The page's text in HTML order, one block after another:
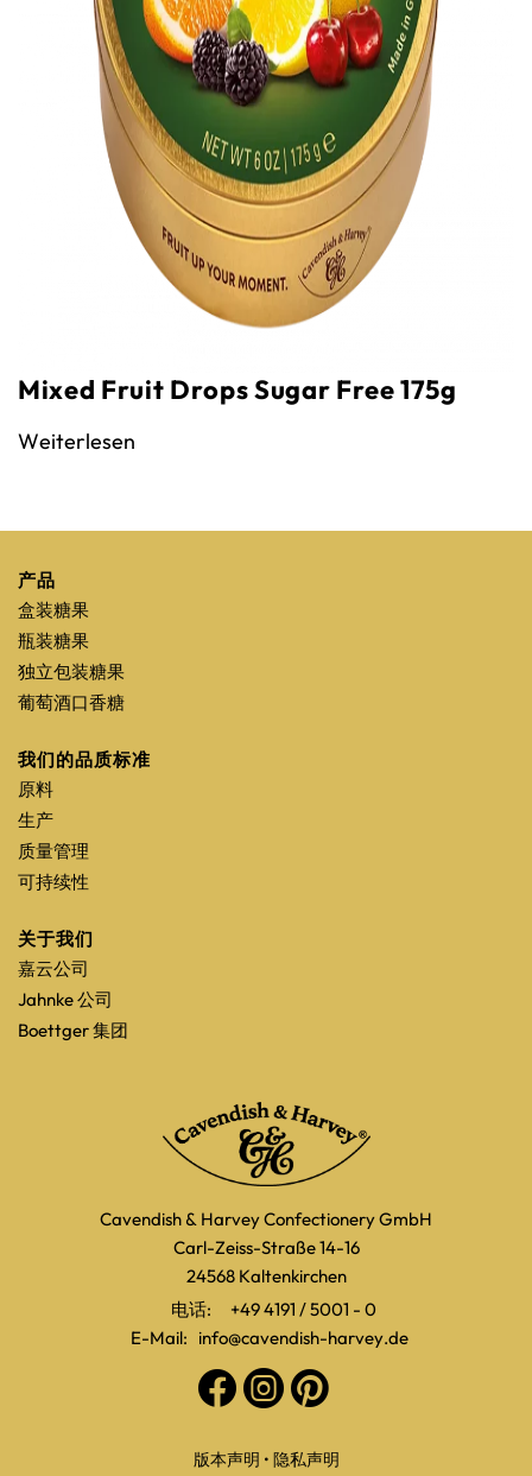
Mixed Fruit Drops Sugar Free 175g
Weiterlesen
产品
盒装糖果
瓶装糖果
独立包装糖果
葡萄酒口香糖
我们的品质标准
原料
生产
质量管理
可持续性
关于我们
嘉云公司
Jahnke 公司
Boettger 集团
Cavendish & Harvey Confectionery GmbH
Carl-Zeiss-Straße 14-16
24568 Kaltenkirchen
电话:
+49 4191 / 5001 - 0
E-Mail: info@cavendish-harvey.de
版本声明 • 隐私声明